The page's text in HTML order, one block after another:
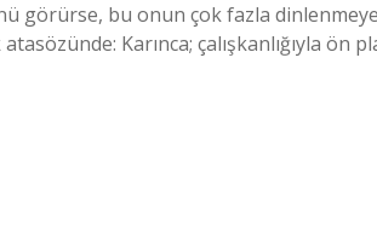
görürse, bu onun çok fazla
Karınca; çalışkanlığıyla ön